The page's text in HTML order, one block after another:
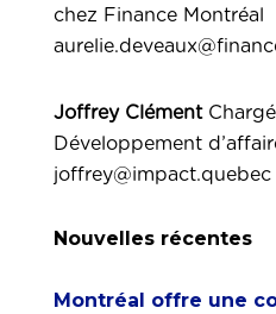
chez Finance Montréal
Joffrey ClémentChargé
Développement
joffrey@impact.quebec
Nouvelles récentes
Montréal offre une